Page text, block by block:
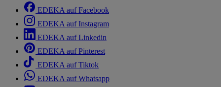
EDEKA auf Facebook
EDEKA auf Instagram
EDEKA auf Linkedin
EDEKA auf Pinterest
EDEKA auf Tiktok
EDEKA auf Whatsapp